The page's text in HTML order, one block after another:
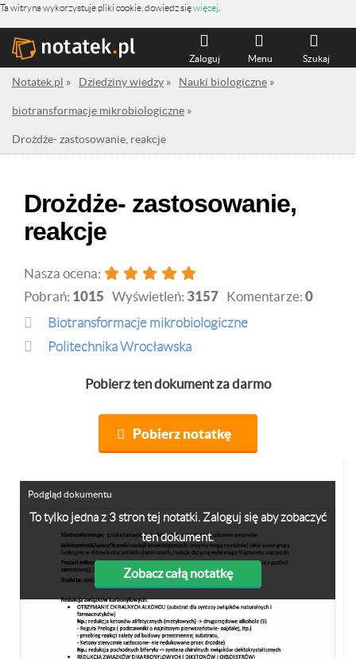
Ta witryna wykorzystuje pliki cookie, dowiedz sięwięcej
Szukaj
Menu
Zaloguj
Notatek.pl » Dziedziny wiedzy » Nauki biologiczne »
biotransformacje mikrobiologiczne »
Drożdże- zastosowanie, reakcje
Drożdże- zastosowanie,
reakcje
Nasza ocena:
Pobrań: 1015 Wyświetleń: 3157 Komentarze: 0
biotransformacje mikrobiologiczne
Politechnika Wrocławska
Pobierz ten dokument za darmo
Pobierz notatkę
To tylko jedna z 3 stron tej notatki. Zaloguj się aby zobaczyć
ten dokument.
Zobacz całą notatkę
Podgląd dokumentu